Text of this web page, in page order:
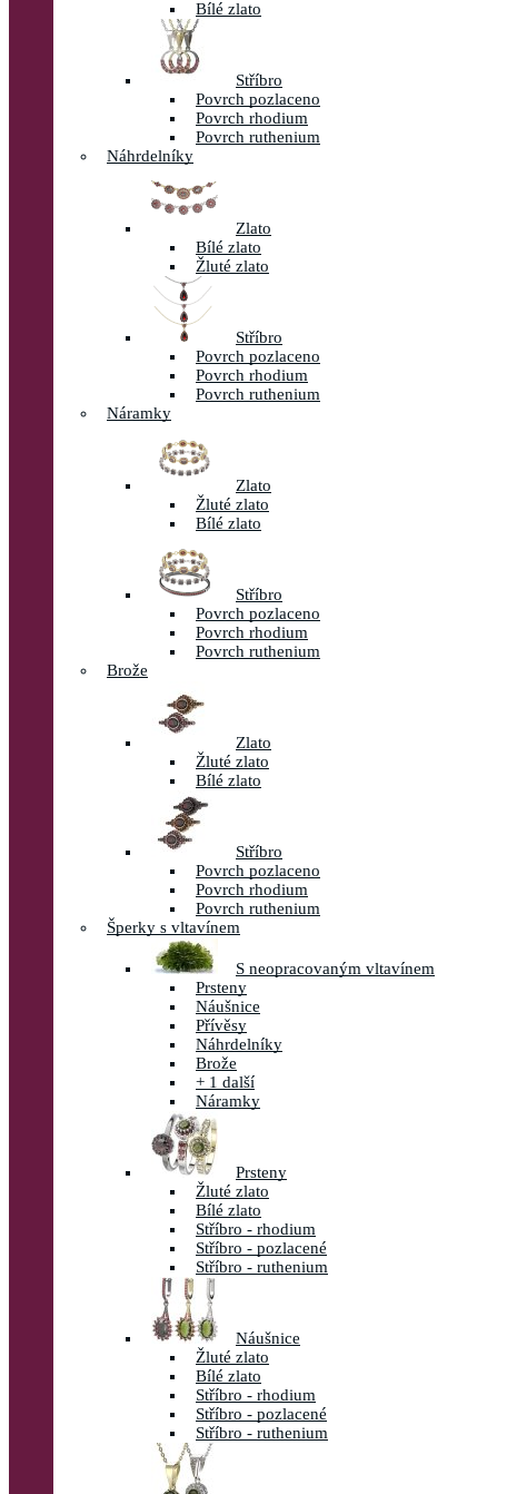
Bílé zlato
Stříbro
Povrch pozlaceno
Povrch rhodium
Povrch ruthenium
Náhrdelníky
Zlato
Bílé zlato
Žluté zlato
Stříbro
Povrch pozlaceno
Povrch rhodium
Povrch ruthenium
Náramky
Zlato
Žluté zlato
Bílé zlato
Stříbro
Povrch pozlaceno
Povrch rhodium
Povrch ruthenium
Brože
Zlato
Žluté zlato
Bílé zlato
Stříbro
Povrch pozlaceno
Povrch rhodium
Povrch ruthenium
Šperky s vltavínem
S neopracovaným vltavínem
Prsteny
Náušnice
Přívěsy
Náhrdelníky
Brože
+ 1 další
Náramky
Prsteny
Žluté zlato
Bílé zlato
Stříbro - rhodium
Stříbro - pozlacené
Stříbro - ruthenium
Náušnice
Žluté zlato
Bílé zlato
Stříbro - rhodium
Stříbro - pozlacené
Stříbro - ruthenium